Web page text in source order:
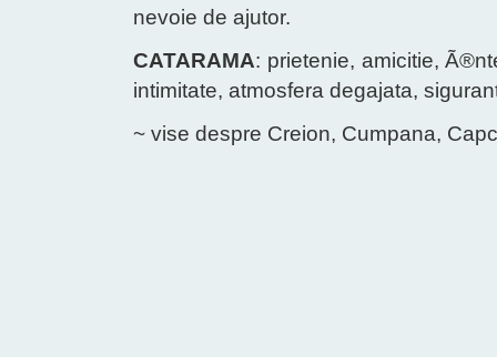
nevoie de ajutor.
CATARAMA: prietenie, amicitie,
intimitate, atmosfera degajata,
~ vise despre Creion, Cumpana,